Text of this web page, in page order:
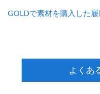
GOLDで素材を購入した
よくあ